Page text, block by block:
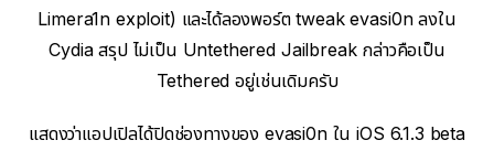
Limera1n exploit) และได้ลองพอร์ต tweak evasi0n ลงใน
Cydia สรุป ไม่เป็น Untethered Jailbreak กล่าวคือเป็น
Tethered อยู่เช่นเดิมครับ
แสดงว่าแอปเปิลได้ปิดช่องทางของ evasi0n ใน iOS 6.1.3 beta